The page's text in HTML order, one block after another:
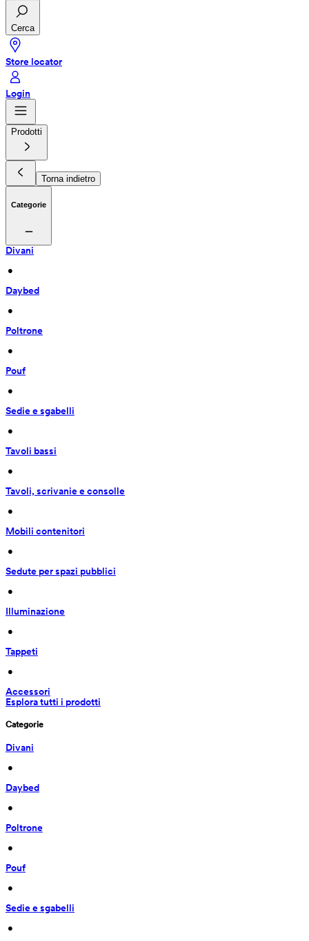
Cerca
Store locator
Login
Prodotti
Torna indietro
Categorie
Divani
•
Daybed
•
Poltrone
•
Pouf
•
Sedie e sgabelli
•
Tavoli bassi
•
Tavoli, scrivanie e consolle
•
Mobili contenitori
•
Sedute per spazi pubblici
•
Illuminazione
•
Tappeti
•
Accessori
Esplora tutti i prodotti
Categorie
Divani
•
Daybed
•
Poltrone
•
Pouf
•
Sedie e sgabelli
•